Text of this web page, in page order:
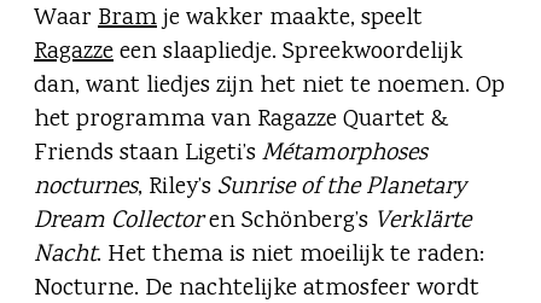
Waar Bramje wakker maakte, speelt
Ragazzeeen slaapliedje. Spreekwoordelijk
dan, want liedjes zijn het niet te noemen. Op
het programma van Ragazze Quartet &
Friends staan Ligeti’s Métamorphoses
nocturnes, Riley’s Sunrise of the Planetary
Dream Collectoren Schönberg’s Verklärte
Nacht. Het thema is niet moeilijk te raden:
Nocturne. De nachtelijke atmosfeer wordt